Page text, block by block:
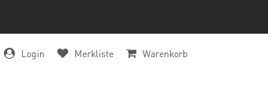
Login Merkliste Warenkorb